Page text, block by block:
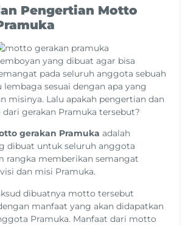
Pengertian Motto
yang dibuat agar bisa
pada seluruh anggota sebuah
lembaga sesuai dengan apa yang
misinya. Lalu apakah pengertian dan
gerakan Pramuka tersebut?
gerakan Pramuka adalah
dibuat untuk seluruh anggota
rangka memberikan semangat
dan misi Pramuka.
dibuatnya motto tersebut
manfaat yang akan didapatkan
Pramuka. Manfaat dari motto